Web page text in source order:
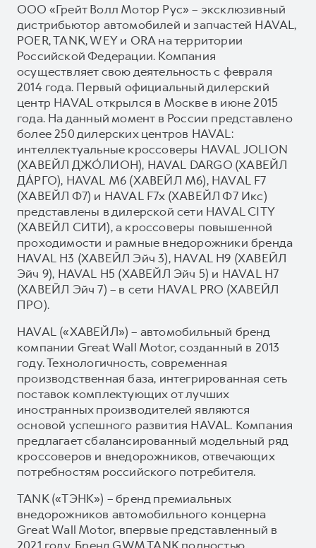
ООО «Грейт Волл Мотор Рус» – эксклюзивный
дистрибьютор автомобилей и запчастей HAVAL,
POER, TANK, WEY и ORA на территории
Российской Федерации. Компания
осуществляет свою деятельность с февраля
2014 года. Первый официальный дилерский
центр HAVAL открылся в Москве в июне 2015
года. На данный момент в России представлено
более 250 дилерских центров HAVAL:
интеллектуальные кроссоверы HAVAL JOLION
(ХАВЕЙЛ ДЖО́ЛИОН), HAVAL DARGO (ХАВЕЙЛ
ДА́РГО), HAVAL М6 (ХАВЕЙЛ M6), HAVAL F7
(ХАВЕЙЛ Ф7) и HAVAL F7x (ХАВЕЙЛ Ф7 Икс)
представлены в дилерской сети HAVAL CITY
(ХАВЕЙЛ СИТИ), а кроссоверы повышенной
проходимости и рамные внедорожники бренда
HAVAL H3 (ХАВЕЙЛ Эйч 3), HAVAL H9 (ХАВЕЙЛ
Эйч 9), HAVAL H5 (ХАВЕЙЛ Эйч 5) и HAVAL H7
(ХАВЕЙЛ Эйч 7) – в сети HAVAL PRO (ХАВЕЙЛ
ПРО).
HAVAL («ХАВЕЙЛ») – автомобильный бренд
компании Great Wall Motor, созданный в 2013
году. Технологичность, современная
производственная база, интегрированная сеть
поставок комплектующих от лучших
иностранных производителей являются
основой успешного развития HAVAL. Компания
предлагает сбалансированный модельный ряд
кроссоверов и внедорожников, отвечающих
потребностям российского потребителя.
TANK («ТЭНК») – бренд премиальных
внедорожников автомобильного концерна
Great Wall Motor, впервые представленный в